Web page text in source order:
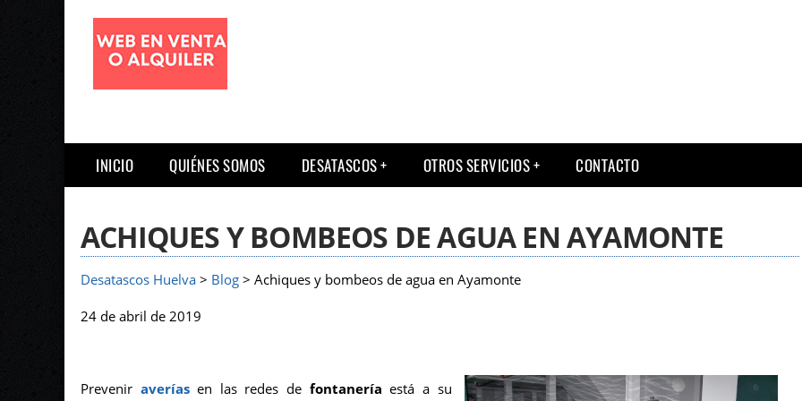
INICIO QUIÉNES SOMOS DESATASCOS OTROS SERVICIOS CONTACTO
ACHIQUES Y BOMBEOS DE AGUA EN AYAMONTE
Desatascos Huelva > Blog > Achiques y bombeos de agua en Ayamonte
24 de abril de 2019
Prevenir averías en las redes de fontaneríaestá a su